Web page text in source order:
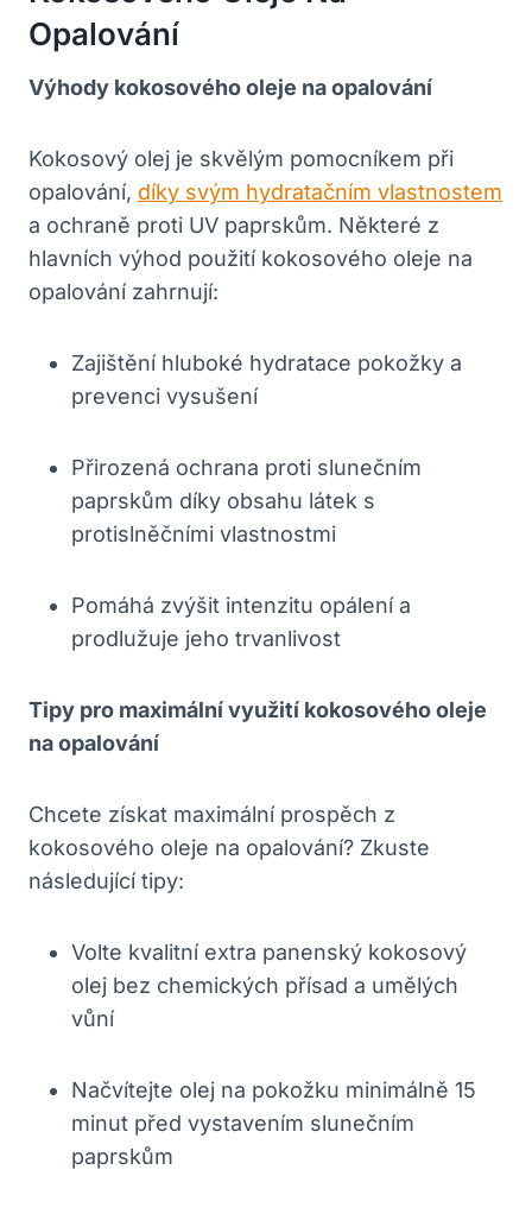
Opalování
Výhody kokosového oleje na opalování
Kokosový olej je skvělým pomocníkem při
opalování, díky svým hydratačním vlastnostem
a ochraně proti UV paprskům. Některé z
hlavních výhod použití kokosového oleje na
opalování zahrnují:
Zajištění hluboké hydratace pokožky a
prevenci vysušení
Přirozená ochrana proti slunečním
paprskům díky obsahu látek s
protislněčními vlastnostmi
Pomáhá zvýšit intenzitu opálení a
prodlužuje jeho trvanlivost
Tipy pro maximální využití kokosového oleje
na opalování
Chcete získat maximální prospěch z
kokosového oleje na opalování? Zkuste
následující tipy:
Volte kvalitní extra panenský kokosový
olej bez chemických přísad a umělých
vůní
Načvítejte olej na pokožku minimálně 15
minut před vystavením slunečním
paprskům